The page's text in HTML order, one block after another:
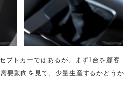
プトカーではあるが、まず1台を顧客
要動向を見て、少量生産するかどうか